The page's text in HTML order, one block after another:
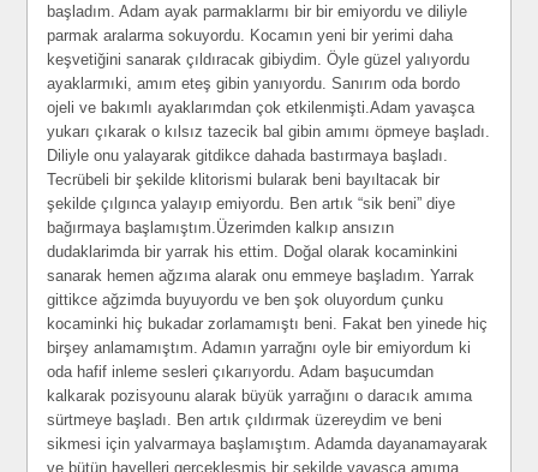
başladım. Adam ayak parmaklarmı bir bir emiyordu ve diliyle
parmak aralarma sokuyordu. Kocamın yeni bir yerimi daha
keşvetiğini sanarak çıldıracak gibiydim. Öyle güzel yalıyordu
ayaklarmıki, amım eteş gibin yanıyordu. Sanırım oda bordo
ojeli ve bakımlı ayaklarımdan çok etkilenmişti.Adam yavaşca
yukarı çıkarak o kılsız tazecik bal gibin amımı öpmeye başladı.
Diliyle onu yalayarak gitdikce dahada bastırmaya başladı.
Tecrübeli bir şekilde klitorismi bularak beni bayıltacak bir
şekilde çılgınca yalayıp emiyordu. Ben artık “sik beni” diye
bağırmaya başlamıştım.Üzerimden kalkıp ansızın
dudaklarimda bir yarrak his ettim. Doğal olarak kocaminkini
sanarak hemen ağzıma alarak onu emmeye başladım. Yarrak
gittikce ağzimda buyuyordu ve ben şok oluyordum çunku
kocaminki hiç bukadar zorlamamıştı beni. Fakat ben yinede hiç
birşey anlamamıştım. Adamın yarrağnı oyle bir emiyordum ki
oda hafif inleme sesleri çıkarıyordu. Adam başucumdan
kalkarak pozisyounu alarak büyük yarrağını o daracık amıma
sürtmeye başladı. Ben artık çıldırmak üzereydim ve beni
sikmesi için yalvarmaya başlamıştım. Adamda dayanamayarak
ve bütün hayelleri gerçekleşmiş bir şekilde yavaşca amıma